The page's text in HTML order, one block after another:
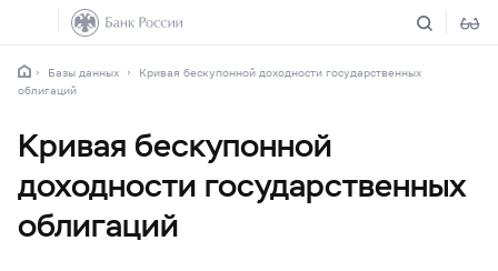
Базы данных
Кривая бескупонной доходности государственных
облигаций
Кривая бескупонной
доходности государственных
облигаций